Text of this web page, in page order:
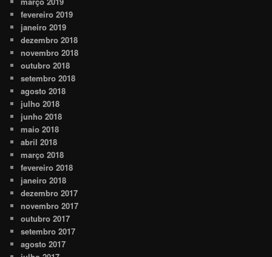
fevereiro 2019
janeiro 2019
dezembro 2018
novembro 2018
outubro 2018
setembro 2018
agosto 2018
julho 2018
junho 2018
maio 2018
abril 2018
março 2018
fevereiro 2018
janeiro 2018
dezembro 2017
novembro 2017
outubro 2017
setembro 2017
agosto 2017